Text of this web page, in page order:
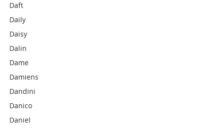
Daft
Daily
Daisy
Dalin
Dame
Damiens
Dandini
Danico
Daniel